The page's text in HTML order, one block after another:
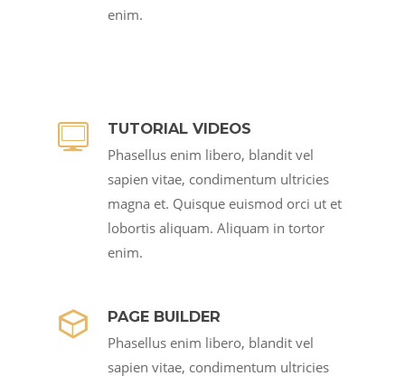
enim.
TUTORIAL VIDEOS
Phasellus enim libero, blandit vel
sapien vitae, condimentum ultricies
magna et. Quisque euismod orci ut et
lobortis aliquam. Aliquam in tortor
enim.
PAGE BUILDER
Phasellus enim libero, blandit vel
sapien vitae, condimentum ultricies